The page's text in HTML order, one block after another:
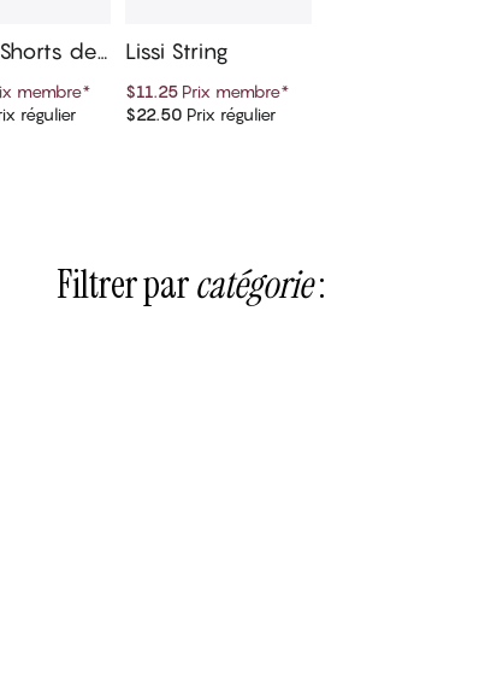
au panier
de
membre*
régulier Ajouter au panier
Lissi String
$11.25 Prix membre*
$22.50Prix régulier
Filtrer parcatégorie: